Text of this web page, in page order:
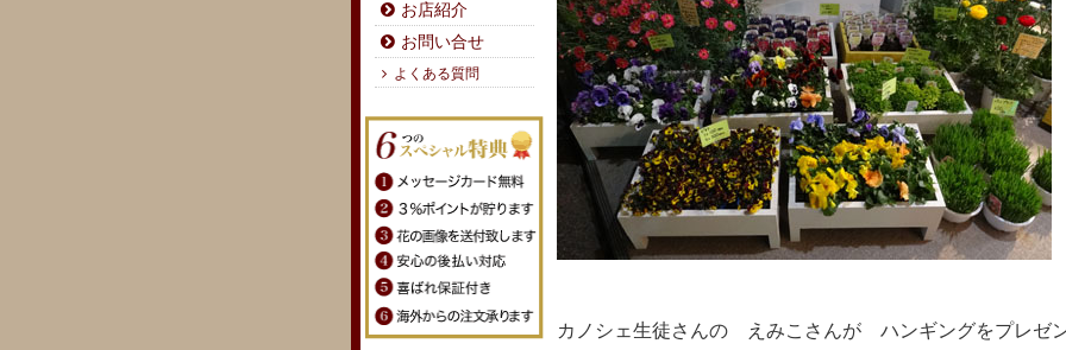
カノシェ生徒さんの えみこさんが ハンギングをプレゼ
お店紹介
お問い合せ
よくある質問